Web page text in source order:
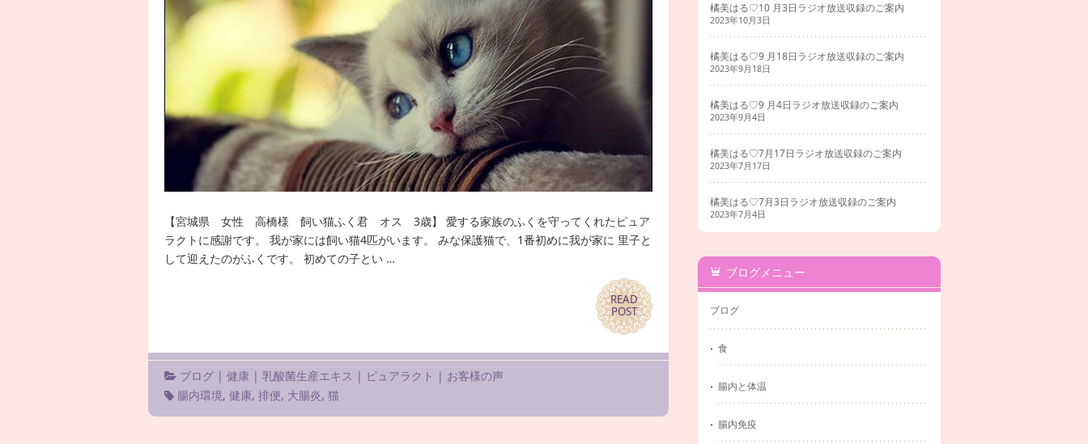
【宮城県 女性 高橋様 飼い猫ふく君 オス 3歳】 愛する家族のふくを守ってくれたピュア
ラクトに感謝です。 我が家には飼い猫4匹がいます。 みな保護猫で、1番初めに我が家に 里子と
して迎えたのがふくです。 初めての子とい …
READ
POST
READ
POST
ブログ |健康 |乳酸菌生産エキス | ピュアラクト | お客様の声
腸内環境,健康,排便, 大腸炎,猫
橘美はる♡10 月3日ラジオ放送収録のご案内
2023年10月3日
橘美はる♡9 月18日ラジオ放送収録のご案内
2023年9月18日
橘美はる♡9 月4日ラジオ放送収録のご案内
2023年9月4日
橘美はる♡7月17日ラジオ放送収録のご案内
2023年7月17日
橘美はる♡7月3日ラジオ放送収録のご案内
2023年7月4日
ブログメニュー
ブログ
食
腸内と体温
腸内免疫